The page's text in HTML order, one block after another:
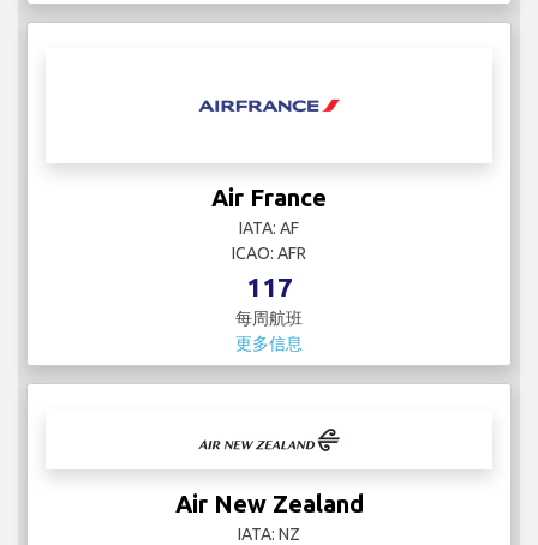
Air France
IATA: AF
ICAO: AFR
117
每周航班
更多信息
Air New Zealand
IATA: NZ